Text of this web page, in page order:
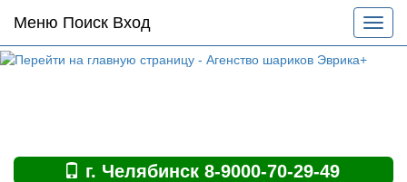
Основное
меню
по
Меню Поиск Вход
меню
г. Челябинск 8-9000-70-29-49